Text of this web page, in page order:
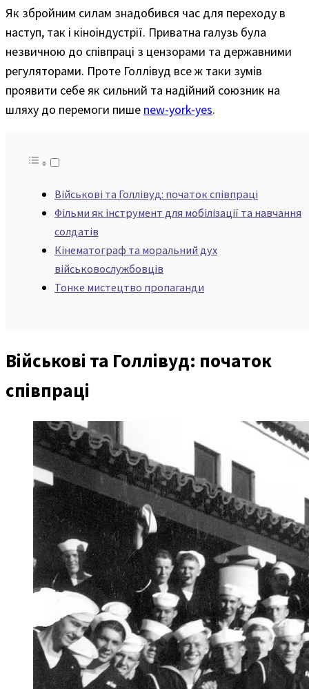
Як збройним силам знадобився час для переходу в
наступ, так і кіноіндустрії. Приватна галузь була
незвичною до співпраці з цензорами та державними
регуляторами. Проте Голлівуд все ж таки зумів
проявити себе як сильний та надійний союзник на
шляху до перемоги пише new-york-yes.
Військові та Голлівуд: початок співпраці
Фільми як інструмент для мобілізації та навчання
солдатів
Кінематограф та моральний дух
військовослужбовців
Тонке мистецтво пропаганди
Військові та Голлівуд: початок
співпраці